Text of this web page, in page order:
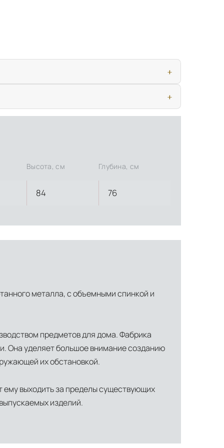
логистических специалистов с опытом работы в
Высота, см Глубина, см
84 76
металла, с объемными спинкой и
предметов для дома. Фабрика
Она уделяет большое внимание созданию
их обстановкой.
выходить за пределы существующих
изделий.